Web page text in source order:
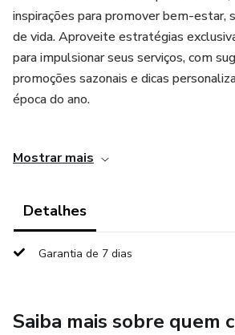
inspirações para promover bem-estar,
de vida. Aproveite estratégias
para impulsionar seus serviços, com
promoções sazonais e dicas
época do ano.
seus tratamentos e aulas, este
Fisioterapia. Disponível em formato
Uma ideia para cada dia do ano, que
Mostrar mais
Detalhes
Garantia de 7 dias
Saiba mais sobre quem